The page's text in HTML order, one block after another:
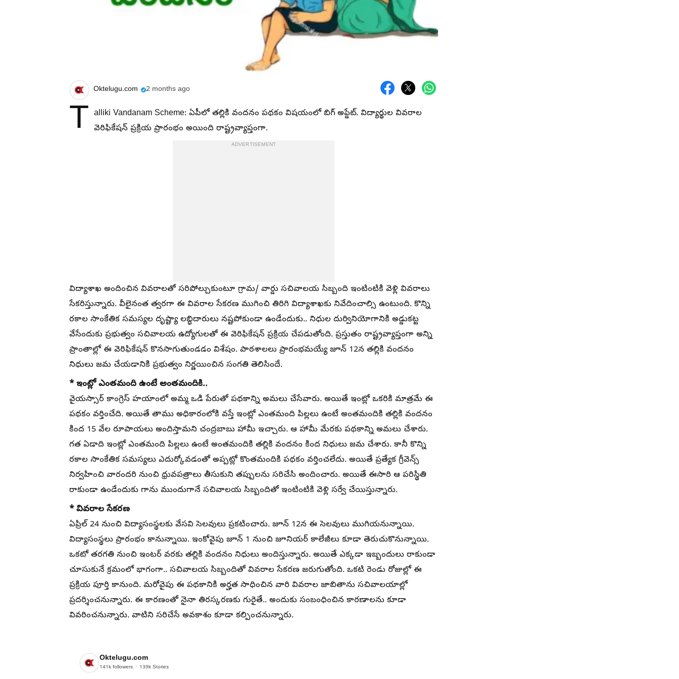
Oktelugu.com 2 months ago
T alliki Vandanam Scheme: ఏపీలో తల్లికి వందనం పథకం విషయంలో బిగ్ అప్డేట్. విద్యార్థుల వివరాల
వెరిఫికేషన్ ప్రక్రియ ప్రారంభం అయింది రాష్ట్రవ్యాప్తంగా.
ADVERTISEMENT
విద్యాశాఖ అందించిన వివరాలతో సరిపోల్చుకుంటూ గ్రామ/ వార్డు సచివాలయ సిబ్బంది ఇంటింటికి వెళ్లి వివరాలు
సేకరిస్తున్నారు. వీలైనంత త్వరగా ఈ వివరాల సేకరణ ముగించి తిరిగి విద్యాశాఖకు నివేదించాల్సి ఉంటుంది. కొన్ని
రకాల సాంకేతిక సమస్యల దృష్ట్యా లబ్ధిదారులు నష్టపోకుండా ఉండేందుకు.. నిధుల దుర్వినియోగానికి అడ్డుకట్ట
వేసేందుకు ప్రభుత్వం సచివాలయ ఉద్యోగులతో ఈ వెరిఫికేషన్ ప్రక్రియ చేపడుతోంది. ప్రస్తుతం రాష్ట్రవ్యాప్తంగా అన్ని
ప్రాంతాల్లో ఈ వెరిఫికేషన్ కొనసాగుతుండడం విశేషం. పాఠశాలలు ప్రారంభమయ్యే జూన్ 12న తల్లికి వందనం
నిధులు జమ చేయడానికి ప్రభుత్వం నిర్ణయించిన సంగతి తెలిసిందే.
* ఇంట్లో ఎంతమంది ఉంటే అంతమందికి..
వైయస్సార్ కాంగ్రెస్ హయాంలో అమ్మ ఒడి పేరుతో పథకాన్ని అమలు చేసేవారు. అయితే ఇంట్లో ఒకరికి మాత్రమే ఈ
పథకం వర్తించేది. అయితే తాము అధికారంలోకి వస్తే ఇంట్లో ఎంతమంది పిల్లలు ఉంటే అంతమందికి తల్లికి వందనం
కింద 15 వేల రూపాయలు అందిస్తామని చంద్రబాబు హామీ ఇచ్చారు. ఆ హామీ మేరకు పథకాన్ని అమలు చేశారు.
గత ఏడాది ఇంట్లో ఎంతమంది పిల్లలు ఉంటే అంతమందికి తల్లికి వందనం కింద నిధులు జమ చేశారు. కానీ కొన్ని
రకాల సాంకేతిక సమస్యలు ఎదుర్కోవడంతో అప్పట్లో కొంతమందికి పథకం వర్తించలేదు. అయితే ప్రత్యేక గ్రీవెన్స్
నిర్వహించి వారందరి నుంచి ధ్రువపత్రాలు తీసుకుని తప్పులను సరిచేసి అందించారు. అయితే ఈసారి ఆ పరిస్థితి
రాకుండా ఉండేందుకు గాను ముందుగానే సచివాలయ సిబ్బందితో ఇంటింటికి వెళ్లి సర్వే చేయిస్తున్నారు.
* వివరాల సేకరణ
ఏప్రిల్ 24 నుంచి విద్యాసంస్థలకు వేసవి సెలవులు ప్రకటించారు. జూన్ 12న ఈ సెలవులు ముగియనున్నాయి.
విద్యాసంస్థలు ప్రారంభం కానున్నాయి. ఇంకోవైపు జూన్ 1 నుంచి జూనియర్ కాలేజీలు కూడా తెరుచుకొనున్నాయి.
ఒకటో తరగతి నుంచి ఇంటర్ వరకు తల్లికి వందనం నిధులు అందిస్తున్నారు. అయితే ఎక్కడా ఇబ్బందులు రాకుండా
చూసుకునే క్రమంలో భాగంగా.. సచివాలయ సిబ్బందితో వివరాల సేకరణ జరుగుతోంది. ఒకటి రెండు రోజుల్లో ఈ
ప్రక్రియ పూర్తి కానుంది. మరోవైపు ఈ పథకానికి అర్హత సాధించిన వారి వివరాల జాబితాను సచివాలయాల్లో
ప్రదర్శించనున్నారు. ఈ కారణంతో నైనా తిరస్కరణకు గురైతే.. అందుకు సంబంధించిన కారణాలను కూడా
వివరించనున్నారు. వాటిని సరిచేసే అవకాశం కూడా కల్పించనున్నారు.
Oktelugu.com
141k followers 139k Stories